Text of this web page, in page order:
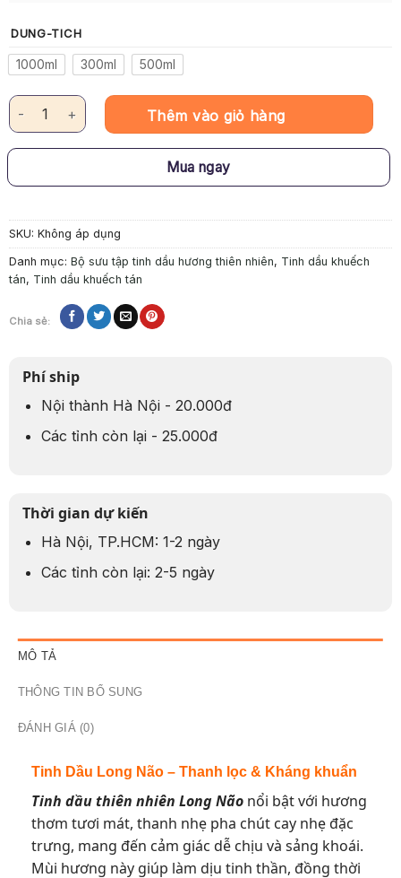
DUNG-TICH
1000ml 300ml 500ml
Tinh Dầu Khuếch Tán Thiên Nhiên MIYAKO HOME – Long Não số
Thêm vào giỏ hàng
Mua ngay
SKU: Không áp dụng
Danh mục: Bộ sưu tập tinh dầu hương thiên nhiên, Tinh dầu khuếch
tán, Tinh dầu khuếch tán
Chia sẻ:
Phí ship
Nội thành Hà Nội - 20.000đ
Các tỉnh còn lại - 25.000đ
Thời gian dự kiến
Hà Nội, TP.HCM: 1-2 ngày
Các tỉnh còn lại: 2-5 ngày
MÔ TẢ
THÔNG TIN BỔ SUNG
ĐÁNH GIÁ (0)
Tinh Dầu Long Não – Thanh lọc & Kháng khuẩn
Tinh dầu thiên nhiên Long Nãonổi bật với hương
thơm tươi mát, thanh nhẹ pha chút cay nhẹ đặc
trưng, mang đến cảm giác dễ chịu và sảng khoái.
Mùi hương này giúp làm dịu tinh thần, đồng thời